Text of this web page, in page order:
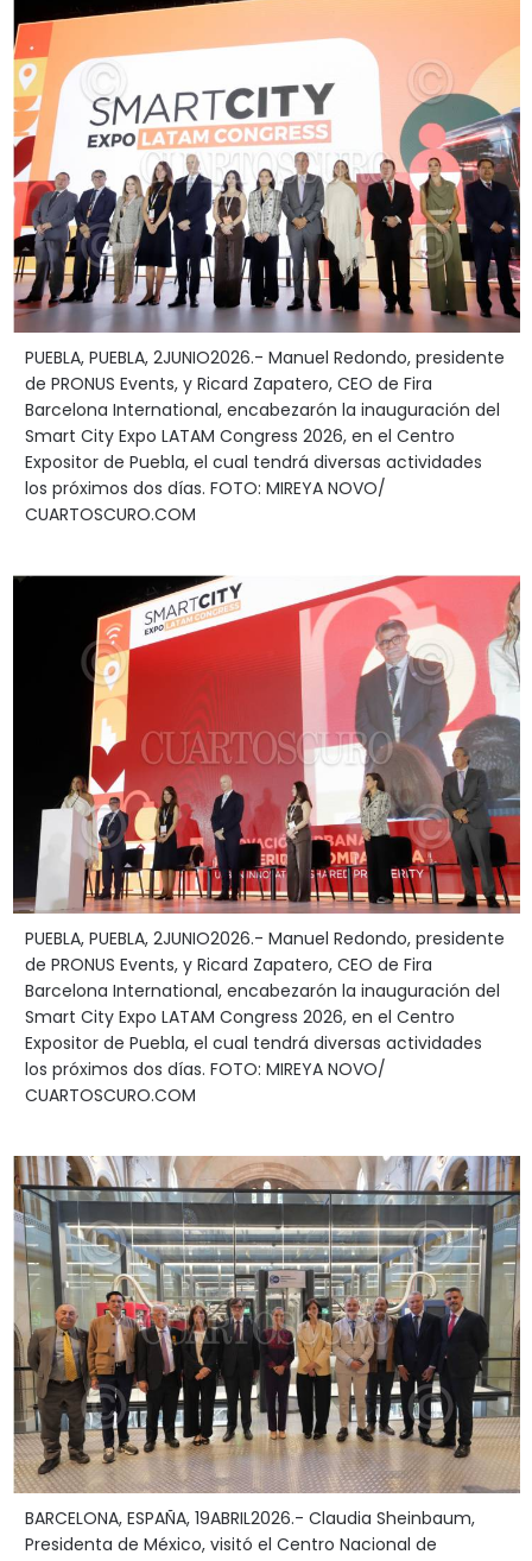
PUEBLA, PUEBLA, 2JUNIO2026.- Manuel Redondo, presidente
de PRONUS Events, y Ricard Zapatero, CEO de Fira
Barcelona International, encabezarón la inauguración del
Smart City Expo LATAM Congress 2026, en el Centro
Expositor de Puebla, el cual tendrá diversas actividades
los próximos dos días. FOTO: MIREYA NOVO/
CUARTOSCURO.COM
PUEBLA, PUEBLA, 2JUNIO2026.- Manuel Redondo, presidente
de PRONUS Events, y Ricard Zapatero, CEO de Fira
Barcelona International, encabezarón la inauguración del
Smart City Expo LATAM Congress 2026, en el Centro
Expositor de Puebla, el cual tendrá diversas actividades
los próximos dos días. FOTO: MIREYA NOVO/
CUARTOSCURO.COM
BARCELONA, ESPAÑA, 19ABRIL2026.- Claudia Sheinbaum,
Presidenta de México, visitó el Centro Nacional de